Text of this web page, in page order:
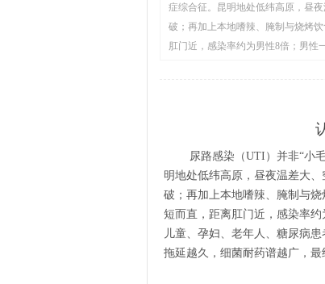
症综合征。昆明地处低纬高原，昼
破；再加上本地嗜辣、腌制与烧烤
肛门近，感染率约为男性8倍；男性
尿路感染（UTI）并非“小
明地处低纬高原，昼夜温差大
破；再加上本地嗜辣、腌制与
短而直，距离肛门近，感染率
儿童、孕妇、老年人、糖尿病
拖延越久，细菌耐药谱越广，最